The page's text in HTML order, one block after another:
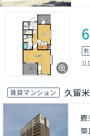
敷
賃貸マンション 久留
鹿
築